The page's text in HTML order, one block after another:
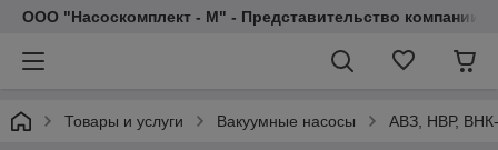
ООО "Насоскомплект - М" - Представительство компании
Товары и услуги Вакуумные насосы АВЗ, НВР,